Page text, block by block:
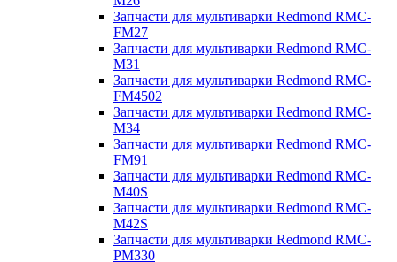
Запчасти для мультиварки Redmond RMC-
FM27
Запчасти для мультиварки Redmond RMC-
M31
Запчасти для мультиварки Redmond RMC-
FM4502
Запчасти для мультиварки Redmond RMC-
M34
Запчасти для мультиварки Redmond RMC-
FM91
Запчасти для мультиварки Redmond RMC-
M40S
Запчасти для мультиварки Redmond RMC-
M42S
Запчасти для мультиварки Redmond RMC-
PM330